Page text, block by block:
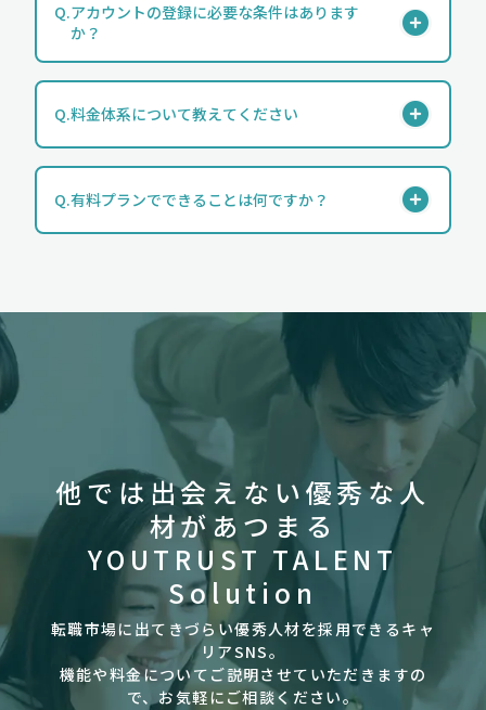
Q.アカウントの登録に必要な条件はあります
か？
Q.料金体系について教えてください
Q.有料プランでできることは何ですか？
他では出会えない優秀な人
材があつまる
YOUTRUST TALENT
Solution
転職市場に出てきづらい優秀人材を採用できるキャ
リアSNS。
機能や料金についてご説明させていただきますの
で、お気軽にご相談ください。